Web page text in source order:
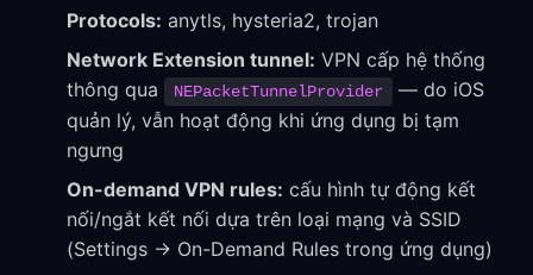
Protocols: anytls, hysteria2, trojan
Network Extension tunnel: VPN cấp hệ thống
thông qua
NEPacketTunnelProvider
— do iOS
quản lý, vẫn hoạt động khi ứng dụng bị tạm
ngưng
On-demand VPN rules: cấu hình tự động kết
nối/ngắt kết nối dựa trên loại mạng và SSID
(Settings → On-Demand Rules trong ứng dụng)